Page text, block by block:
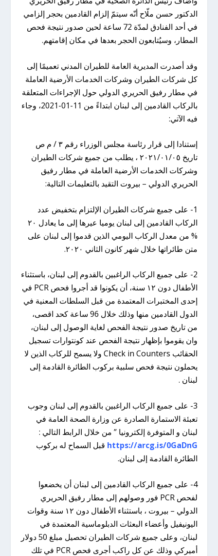
الدكتور حسن ملّاح أنّه سيتمّ إلزام القادمين بحجر إلزامي
في أحد الفنادق لمدّة 72 ساعة لحين صدور نتيجة فحص
المطار، وسيُتابعون الحجر بعدها في مكان إقامتهم.
وقد أصدرت المديرية العامة للطيران المدني تعميمًا إلى
كل شركات الطيران وشركات الخدمات الأرضية العاملة
في مطار رفيق الحريري الدولي حول الإجراءات المتعلقة
بالركاب القادمين إلى لبنان ابتداءً من 11-01-2021، وجاء
فيه الآتي:
إستنادا إلى قرار رئاسة مجلس الوزراء رقم ۳ / م ص
تاریخ ۲۰۲۱/۰۱/۰٥ ، يطلب من جميع شركات الطيران
وشركات الخدمات الأرضية العاملة في مطار رفيق
الحريري الدولي – بيروت التقيد بالتعليمات التالية:
1- على جميع شركات الطيران الإلتزام بتخفيض عدد
الركاب القادمين إلى لبنان يوميا عيرها إلى ما يعادل ۲۰
% من معدل الركاب اليومي الذين قدموا إلى لبنان على
متن طائراتها خلال شهر كانون الثاني ۲۰۲۰.
2- على جميع الركاب الراغبين بالقدوم إلى لبنان، باستثناء
الأطفال دون ۱۲ سنة، أن يكونوا قد أجروا فحص PCR في
إحدى المختبرات المعتمدة من قبل السلطات المعنية في
الدول القادمين منها وذلك خلال 96 ساعة كحد اقصی،
من تاريخ صدور نتيجة الفحص لغاية الوصول إلى لبنان،
وان يقوموا بإظهار نتيجة الفحص عند كونتوارات تسجيل
الحقائب Check in Counters ولا يسمح للركاب الذين لا
يحملون نتيجة فحص سلبية بركوب الطائرة القادمة إلى
لبنان .
3- على جميع الركاب الراغبين بالقدوم إلى لبنان وجوب
تعبئة الاستمارة الصادرة عن وزارة الصحة العامة في
لبنان و المتوفرة إلكترونيا ” من خلال الرابط التالي :
https://arcg.is/0GaDnG قبل السماح له بركوب
الطائرة القادمة إلى لبنان.
4- على جميع الركاب القادمين إلى لبنان أن يخضعوا
لفحص PCR فور وصولهم إلى مطار رفيق الحريري
الدولي – بيروت ، باستثناء الأطفال دون ۱۲ سنة وقوات
اليونيفيل وأعضاء البعثات الدبلوماسية المعتمدة في
لبنان، وعلى جميع شركات الطيران تحصيل مبلغ 50 دولار
أميركي وذلك عن كل راكب أجرى فحص PCR في تلك